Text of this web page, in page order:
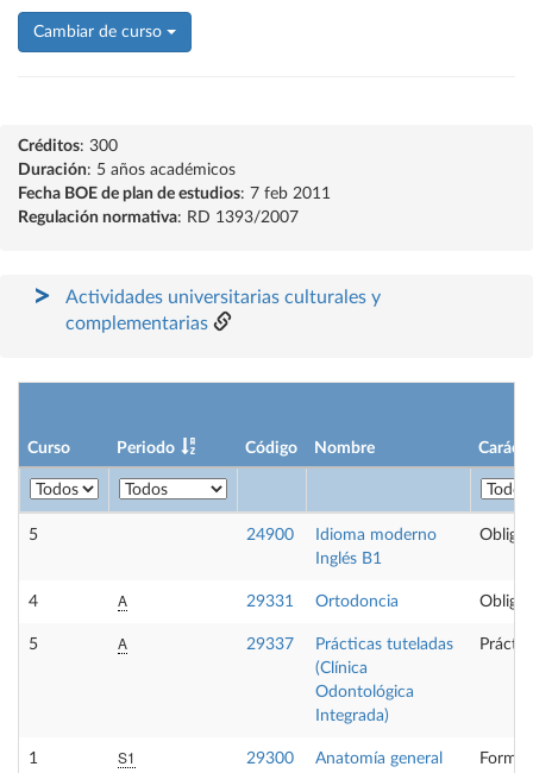
Cambiar de curso
Créditos: 300
Duración: 5 años académicos
Fecha BOE de plan de estudios: 7 feb 2011
Regulación normativa: RD 1393/2007
Actividades universitarias culturales y
complementarias
Curso Periodo Código Nombre
5 24900
Idioma moderno
Inglés B1
4 A 29331 Ortodoncia
5 A 29337
Prácticas tuteladas
(Clínica
Odontológica
Integrada)
1 S1 29300
Anatomía general